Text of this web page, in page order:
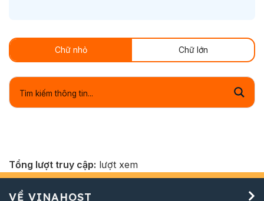
Chữ nhỏ Chữ lớn
Tổng lượt truy cập: lượt xem
VỀ VINAHOST